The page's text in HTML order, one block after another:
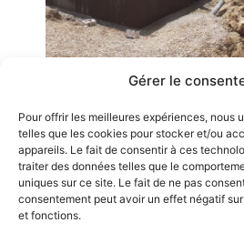
Gérer le
Pour offrir les meilleures expériences, nous
telles que les cookies pour stocker et/ou
appareils. Le fait de consentir à ces
traiter des données telles que le
uniques sur ce site. Le fait de ne pas
consentement peut avoir un effet négatif
et fonctions.
Contact
Mentions